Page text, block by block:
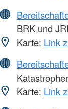
BRK und
Karte: Link
Karte: Link